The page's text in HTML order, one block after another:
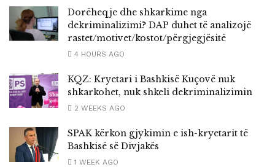
Dorëheqje dhe shkarkime nga
dekriminalizimi? DAP duhet të analizojë
rastet/motivet/kostot/përgjegjësitë
4 HOURS AGO
KQZ: Kryetari i Bashkisë Kuçovë nuk
shkarkohet, nuk shkeli dekriminalizimin
2 WEEKS AGO
SPAK kërkon gjykimin e ish-kryetarit të
Bashkisë së Divjakës
1 WEEK AGO